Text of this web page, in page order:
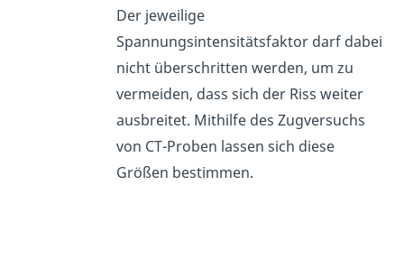
Der jeweilige
Spannungsintensitätsfaktor darf dabei
nicht überschritten werden, um zu
vermeiden, dass sich der Riss weiter
ausbreitet. Mithilfe des Zugversuchs
von CT-Proben lassen sich diese
Größen bestimmen.